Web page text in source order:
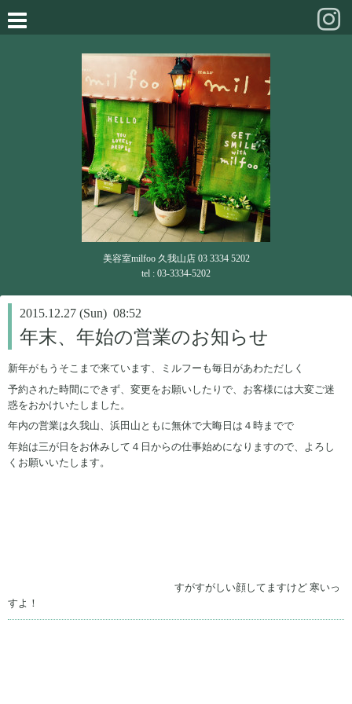
美容室milfoo 久我山店 03 3334 5202
tel : 03-3334-5202
2015.12.27 (Sun) 08:52
年末、年始の営業のお知らせ
新年がもうそこまで来ています、ミルフーも毎日があわただしく
予約された時間にできず、変更をお願いしたりで、お客様には大変ご迷
惑をおかけいたしました。
年内の営業は久我山、浜田山ともに無休で大晦日は４時までで
年始は三が日をお休みして４日からの仕事始めになりますので、よろし
くお願いいたします。
すがすがしい顔してますけど 寒いっ
すよ！